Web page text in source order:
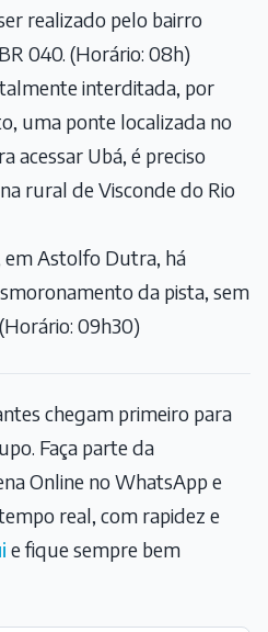
realizado pelo bairro
040. (Horário: 08h)
interditada, por
uma ponte localizada no
acessar Ubá, é preciso
rural de Visconde do Rio
em Astolfo Dutra, há
da pista, sem
09h30)
chegam primeiro para
Faça parte da
Online no WhatsApp e
real, com rapidez e
e fique sempre bem